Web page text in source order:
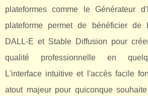
plateformes comme le Générateur d'
plateforme permet de bénéficier de
DALL-E et Stable Diffusion pour
qualité professionnelle en
L'interface intuitive et l'accès facile
atout majeur pour quiconque